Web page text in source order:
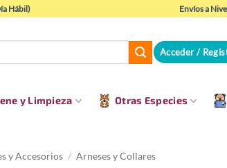
Hábil) Envíos a
Acceder /
y Limpieza Otras Especies
y Accesorios / Arneses y Collares